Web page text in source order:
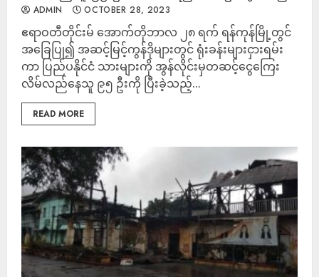
ADMIN OCTOBER 28, 2023
ဧရာဝတီတိုင်းမ် အောက်တိုဘာလ ၂၈ ရက် ရန်ကုန်မြို့တွင်
အခြေပြု၍ အဆင့်မြင့်ကွန်ဒိုများတွင် ရုံးခန်းများငှားရမ်း
ကာ ပြည်ပနိုင်ငံ သားများကို အွန်လိုင်းမှတဆင့်ငွေကြေး
လိမ်လည်နေသူ ၉၅ ဦးကို ပြီးခဲ့သည့်...
READ MORE